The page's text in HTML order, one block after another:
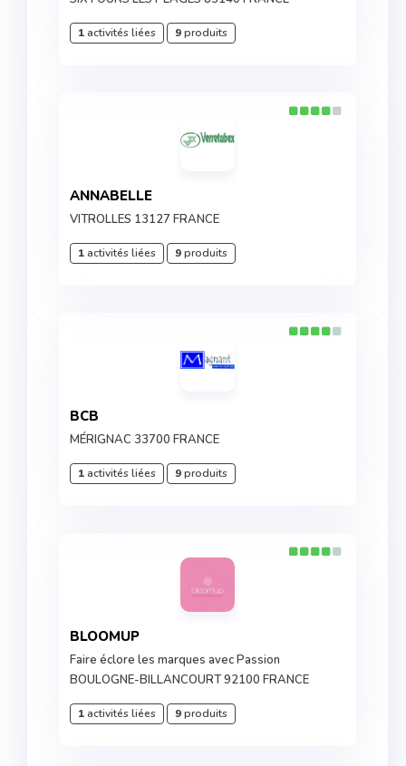
1activités liées 9produits
ANNABELLE
VITROLLES 13127 FRANCE
1activités liées 9produits
BCB
MÉRIGNAC 33700 FRANCE
1activités liées 9produits
BLOOMUP
Faire éclore les marques avec Passion
BOULOGNE-BILLANCOURT 92100 FRANCE
1activités liées 9produits